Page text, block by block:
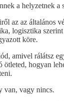
a helyzetnek a
az az általános
logisztika
köre.
amivel rálátsz
ötleted, hogyan
van, vagy nincs.